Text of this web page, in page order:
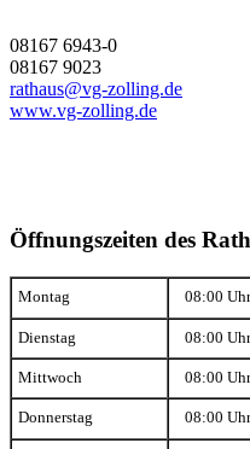
08167 6943-0
08167 9023
rathaus@vg-zolling.de
www.vg-zolling.de
Öffnungszeiten des
Montag 08:00
Dienstag 08:00
Mittwoch 08:00
Donnerstag 08:00